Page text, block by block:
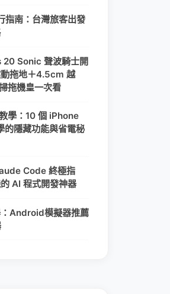
指南：台灣旅客出發
20 Sonic 聲波騎士開
拖地＋4.5cm 越
拖機皇一次看
學：10 個 iPhone
隱藏功能與省電秘
Code 終極指
AI 程式開發神器
Android模擬器推薦